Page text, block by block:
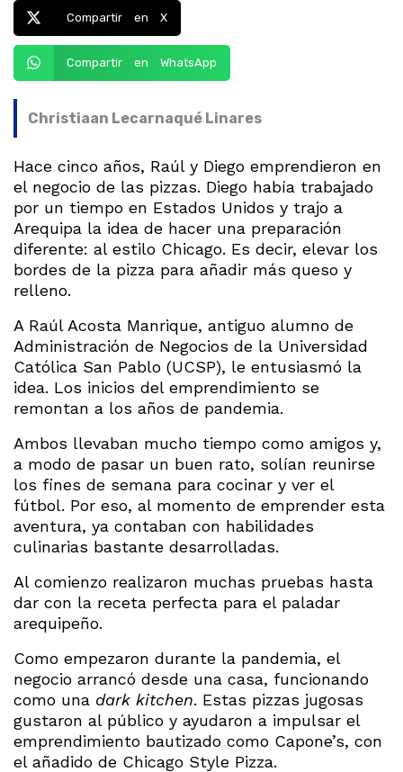
Compartir en X
Compartir en WhatsApp
Christiaan Lecarnaqué Linares
Hace cinco años, Raúl y Diego emprendieron en
el negocio de las pizzas. Diego había trabajado
por un tiempo en Estados Unidos y trajo a
Arequipa la idea de hacer una preparación
diferente: al estilo Chicago. Es decir, elevar los
bordes de la pizza para añadir más queso y
relleno.
A Raúl Acosta Manrique, antiguo alumno de
Administración de Negocios de la Universidad
Católica San Pablo (UCSP), le entusiasmó la
idea. Los inicios del emprendimiento se
remontan a los años de pandemia.
Ambos llevaban mucho tiempo como amigos y,
a modo de pasar un buen rato, solían reunirse
los fines de semana para cocinar y ver el
fútbol. Por eso, al momento de emprender esta
aventura, ya contaban con habilidades
culinarias bastante desarrolladas.
Al comienzo realizaron muchas pruebas hasta
dar con la receta perfecta para el paladar
arequipeño.
Como empezaron durante la pandemia, el
negocio arrancó desde una casa, funcionando
como una dark kitchen. Estas pizzas jugosas
gustaron al público y ayudaron a impulsar el
emprendimiento bautizado como Capone’s, con
el añadido de Chicago Style Pizza.